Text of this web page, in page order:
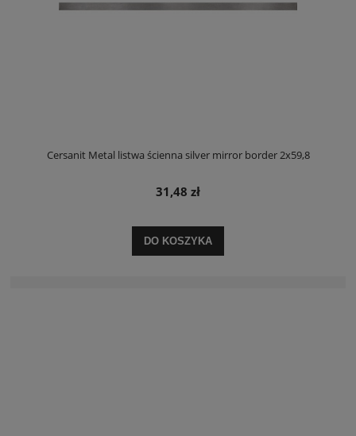
Cersanit Metal listwa ścienna silver mirror border 2x59,8
31,48 zł
DO KOSZYKA